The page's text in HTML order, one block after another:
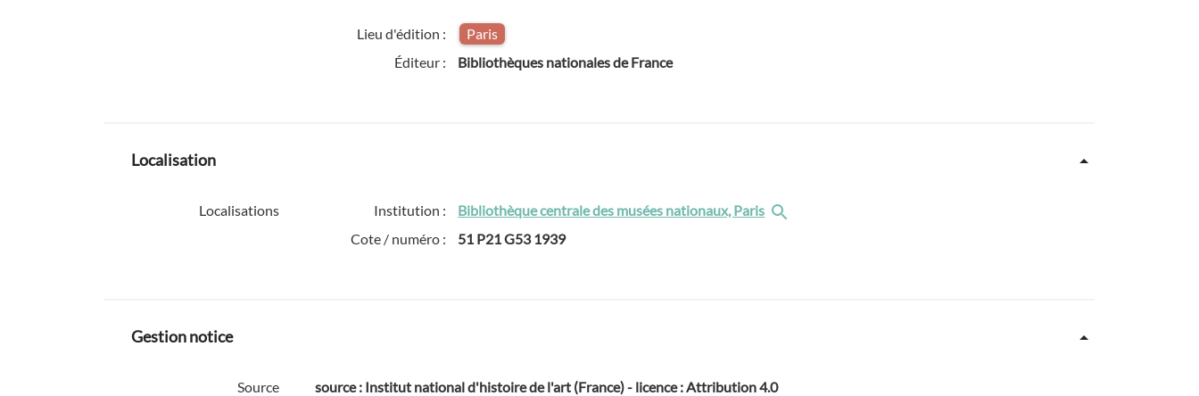
Lieu d'édition :
Paris
Éditeur :
Bibliothèques nationales de France
Localisation
Localisations Institution :
Bibliothèque centrale des musées nationaux, Paris
Cote / numéro :
51 P21 G53 1939
Gestion notice
Source
source : Institut national d'histoire de l'art (France) - licence : Attribution 4.0